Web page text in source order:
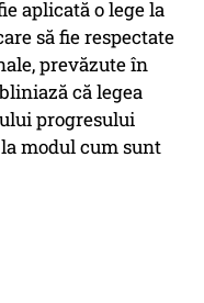
aplicată o lege la
să fie respectate
prevăzute în
că legea
progresului
modul cum sunt